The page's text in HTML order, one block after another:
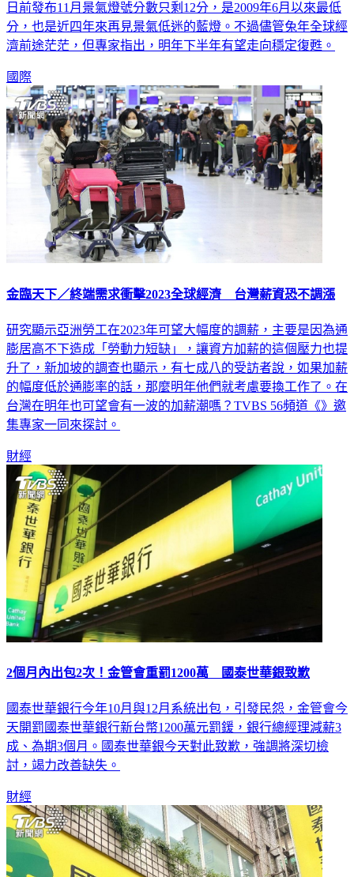
日前發布11月景氣燈號分數只剩12分，是2009年6月以來最低
分，也是近四年來再見景氣低迷的藍燈。不過儘管兔年全球經
濟前途茫茫，但專家指出，明年下半年有望走向穩定復甦。
國際
金臨天下／終端需求衝擊2023全球經濟 台灣薪資恐不調漲
研究顯示亞洲勞工在2023年可望大幅度的調薪，主要是因為通
膨居高不下造成「勞動力短缺」，讓資方加薪的這個壓力也提
升了，新加坡的調查也顯示，有七成八的受訪者說，如果加薪
的幅度低於通膨率的話，那麼明年他們就考慮要換工作了。在
台灣在明年也可望會有一波的加薪潮嗎？TVBS 56頻道《》邀
集專家一同來探討。
財經
2個月內出包2次！金管會重罰1200萬 國泰世華銀致歉
國泰世華銀行今年10月與12月系統出包，引發民怨，金管會今
天開罰國泰世華銀行新台幣1200萬元罰鍰，銀行總經理減薪3
成、為期3個月。國泰世華銀今天對此致歉，強調將深切檢
討，竭力改善缺失。
財經